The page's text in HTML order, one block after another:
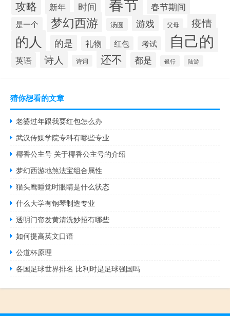
攻略 新年 时间 春节期间
是一个 梦幻西游 汤圆 游戏 父母 疫情
的人 的是 礼物 红包 考试 自己的
英语 诗人 诗词 还不 都是 银行 陆游
猜你想看的文章
老婆过年跟我要红包怎么办
武汉传媒学院专科有哪些专业
椰香公主号 关于椰香公主号的介绍
梦幻西游地煞法宝组合属性
猫头鹰睡觉时眼睛是什么状态
什么大学有钢琴制造专业
透明门帘发黄清洗妙招有哪些
如何提高英文口语
公道杯原理
各国足球世界排名 比利时是足球强国吗